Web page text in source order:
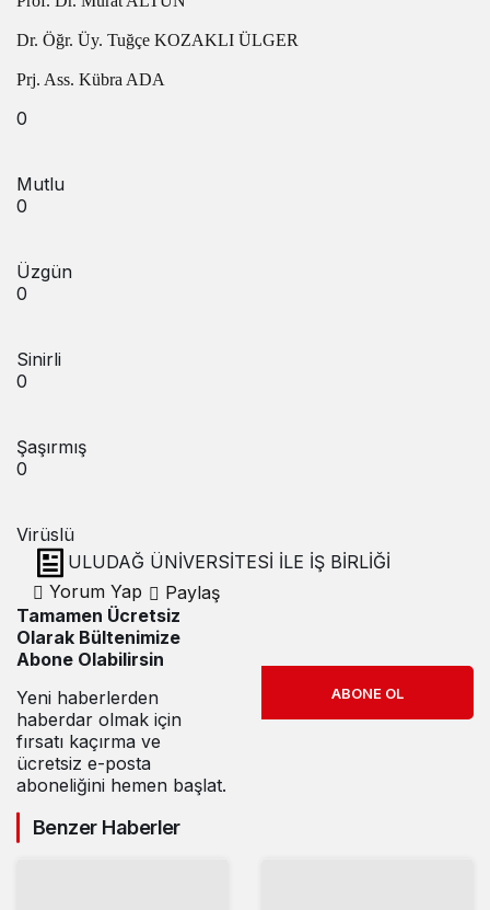
Dr. Öğr. Üy. Tuğçe KOZAKLI ÜLGER
Prj. Ass. Kübra ADA
0
Mutlu
0
Üzgün
0
Sinirli
0
Şaşırmış
0
Virüslü
ULUDAĞ ÜNİVERSİTESİ İLE İŞ BİRLİĞİ
Yorum Yap
Paylaş
Tamamen Ücretsiz
Olarak Bültenimize
Abone Olabilirsin
Yeni haberlerden
haberdar olmak için
fırsatı kaçırma ve
ücretsiz e-posta
aboneliğini hemen başlat.
ABONE OL
Benzer Haberler